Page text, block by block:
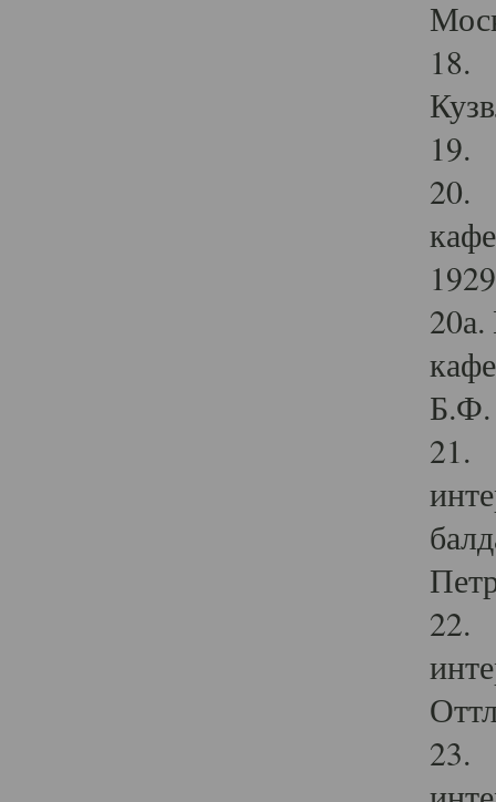
18.
19.
20.
Б.Ф.
21.
22.
23.